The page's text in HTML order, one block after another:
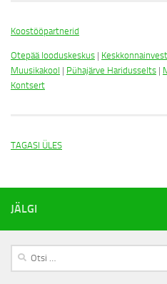
Koostööpartnerid
Otepää looduskeskus |
Muusikakool | Pühajärve Haridusselts |
Kontsert
TAGASI ÜLES
JÄLGI
Otsi: